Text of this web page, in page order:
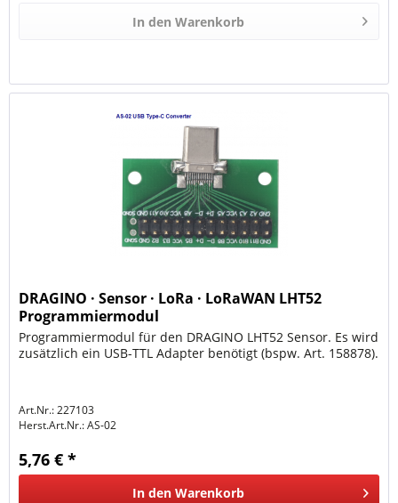
In den Warenkorb
DRAGINO · Sensor · LoRa · LoRaWAN LHT52
Programmiermodul
Programmiermodul für den DRAGINO LHT52 Sensor. Es wird
zusätzlich ein USB-TTL Adapter benötigt (bspw. Art. 158878).
Art.Nr.: 227103
Herst.Art.Nr.:AS-02
5,76 € *
In den Warenkorb